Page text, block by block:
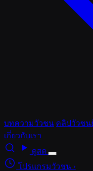
บทความวัวชน คลิปวัวชน
เกี่ยวกับเรา
ดูสด
โปรแกรมวัวชน ›